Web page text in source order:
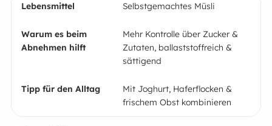
Selbstgemachtes Müsli
Mehr Kontrolle über Zucker &
Zutaten, ballaststoffreich &
sättigend
Mit Joghurt, Haferflocken &
frischem Obst kombinieren